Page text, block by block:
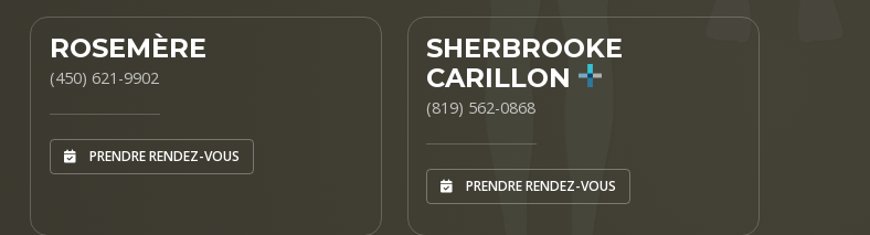
ROSEMÈRE
(450) 621-9902
PRENDRE RENDEZ-VOUS
SHERBROOKE
CARILLON
(819) 562-0868
PRENDRE RENDEZ-VOUS